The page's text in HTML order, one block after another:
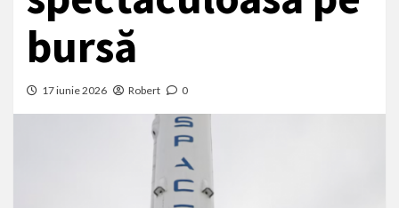
bursă
17 iunie 2026 Robert 0